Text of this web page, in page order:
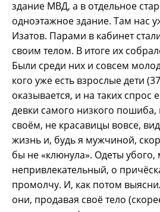
здание МВД, а в отдельное
одноэтажное здание. Там нас
Изатов. Парами в кабинет
своим телом. В итоге их
Были среди них и совсем
кого уже есть взрослые дети
оказывается, и на таких спрос
девки самого низкого
своём, не красавицы вовсе,
жизнь и, будь я мужчиной,
бы не «клюнула». Одеты
непривлекательный, о
промолчу. И, как потом
они, продавая своё тело